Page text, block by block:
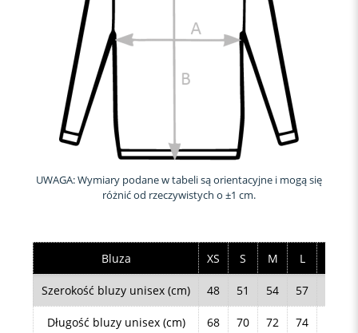
UWAGA: Wymiary podane w tabeli są orientacyjne i mogą się
różnić od rzeczywistych o ±1 cm.
Bluza XS S M L
Szerokość bluzy unisex (cm) 48 51 54 57
Długość bluzy unisex (cm) 68 70 72 74